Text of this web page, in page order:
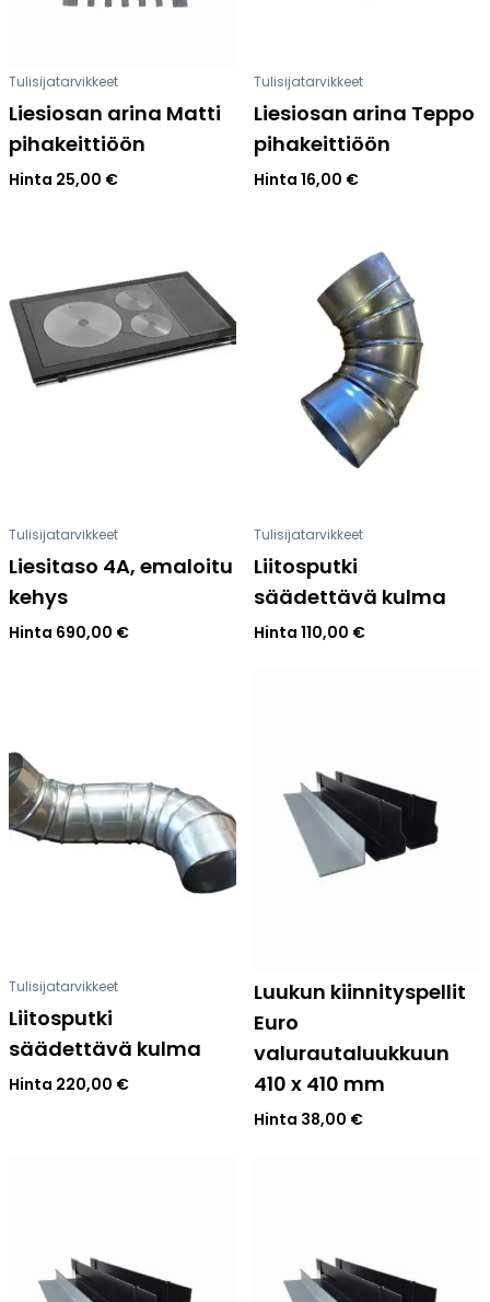
Tulisijatarvikkeet
Liesiosan arina Matti
pihakeittiöön
Hinta 25,00 €
Tulisijatarvikkeet
Liesiosan arina Teppo
pihakeittiöön
Hinta 16,00 €
Tulisijatarvikkeet
Liesitaso 4A, emaloitu
kehys
Hinta 690,00 €
Tulisijatarvikkeet
Liitosputki
säädettävä kulma
Hinta 110,00 €
Tulisijatarvikkeet
Liitosputki
säädettävä kulma
Hinta 220,00 €
Luukun kiinnityspellit
Euro
valurautaluukkuun
410 x 410 mm
Hinta 38,00 €